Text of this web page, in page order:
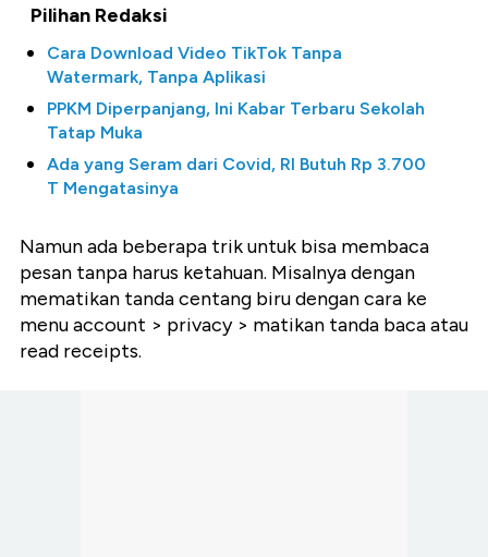
Pilihan Redaksi
Cara Download Video TikTok Tanpa
Watermark, Tanpa Aplikasi
PPKM Diperpanjang, Ini Kabar Terbaru Sekolah
Tatap Muka
Ada yang Seram dari Covid, RI Butuh Rp 3.700
T Mengatasinya
Namun ada beberapa trik untuk bisa membaca
pesan tanpa harus ketahuan. Misalnya dengan
mematikan tanda centang biru dengan cara ke
menu account > privacy > matikan tanda baca atau
read receipts.